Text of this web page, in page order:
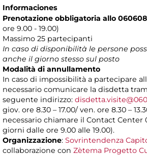
Informaciones
Prenotazione obbligatoria allo 060608
ore 9.00 - 19.00)
Massimo 25 partecipanti
In caso di disponibilità le persone
anche il giorno stesso sul posto
Modalità di annullamento
In caso di impossibilità a partecipare
necessario comunicare la disdetta
seguente indirizzo:
giov. ore 8.30 – 17.00/ ven. ore 8.30 –
necessario chiamare il Contact
giorni dalle ore 9.00 alle 19.00).
Organizzazione: Sovrintendenza
collaborazione con Zètema Progetto